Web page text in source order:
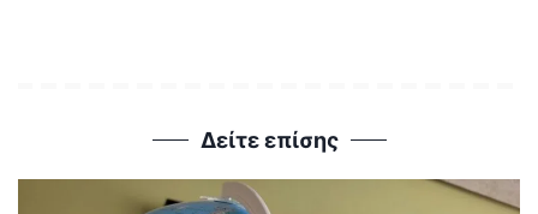
Δείτε επίσης